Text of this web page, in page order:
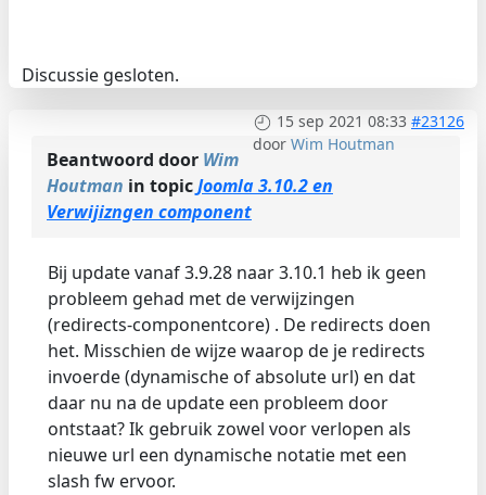
Discussie gesloten.
15 sep 2021 08:33 #23126
door Wim Houtman
Beantwoord door Wim
Houtman in topicJoomla 3.10.2 en
Verwijizngen component
Bij update vanaf 3.9.28 naar 3.10.1 heb ik geen
probleem gehad met de verwijzingen
(redirects-componentcore) . De redirects doen
het. Misschien de wijze waarop de je redirects
invoerde (dynamische of absolute url) en dat
daar nu na de update een probleem door
ontstaat? Ik gebruik zowel voor verlopen als
nieuwe url een dynamische notatie met een
slash fw ervoor.